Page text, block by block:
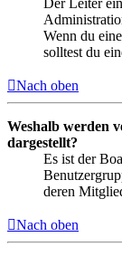
Wenn du
solltest du
Nach oben
Weshalb werden
dargestellt?
Es ist der
deren
Nach oben